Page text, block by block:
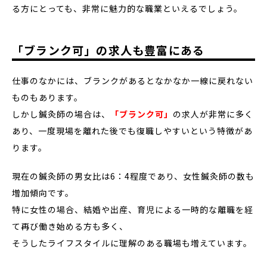
る方にとっても、非常に魅力的な職業といえるでしょう。
「ブランク可」の求人も豊富にある
仕事のなかには、ブランクがあるとなかなか一線に戻れない
ものもあります。
しかし鍼灸師の場合は、
「ブランク可」 の求人が非常に多く
あり、一度現場を離れた後でも復職しやすいという特徴があ
ります。
現在の鍼灸師の男女比は6：4程度であり、女性鍼灸師の数も
増加傾向です。
特に女性の場合、結婚や出産、育児による一時的な離職を経
て再び働き始める方も多く、
そうしたライフスタイルに理解のある職場も増えています。